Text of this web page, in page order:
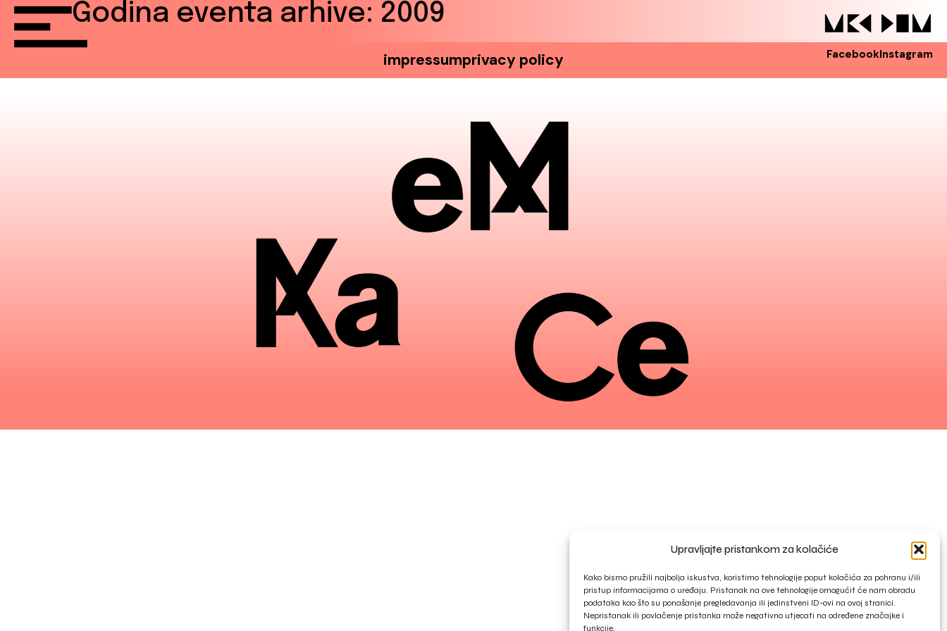
Upravljajte pristankom za kolačiće
Kako bismo pružili najbolja iskustva, koristimo tehnologije poput kolačića za pohranu i/ili
pristup informacijama o uređaju. Pristanak na ove tehnologije omogućit će nam obradu
podataka kao što su ponašanje pregledavanja ili jedinstveni ID-ovi na ovoj stranici.
Nepristanak ili povlačenje pristanka može negativno utjecati na određene značajke i
funkcije.
FacebookInstagram
Godina eventa arhive: 2009
impressumprivacy policy